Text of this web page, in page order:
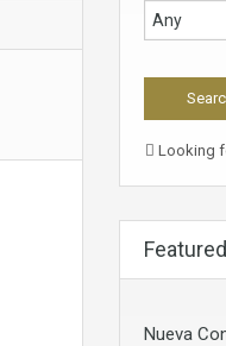
Looking
Nueva